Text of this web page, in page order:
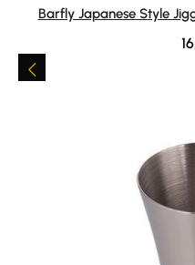
Durchschnittliche
Barfly Japanese Style